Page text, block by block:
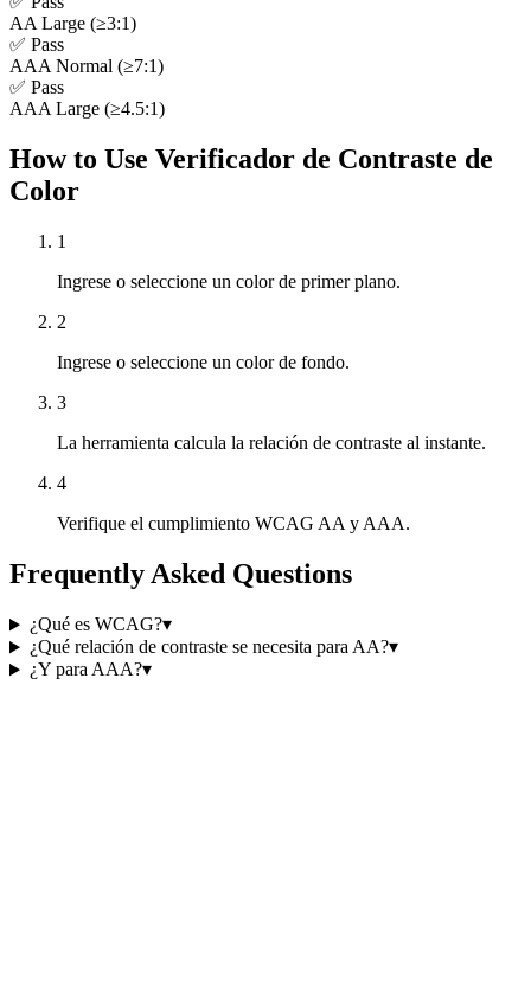
AA Large (≥3:1)
✅ Pass
AAA Normal (≥7:1)
✅ Pass
AAA Large (≥4.5:1)
How to Use Verificador de Contraste de
Color
1
Ingrese o seleccione un color de primer plano.
2
Ingrese o seleccione un color de fondo.
3
La herramienta calcula la relación de contraste al instante.
4
Verifique el cumplimiento WCAG AA y AAA.
Frequently Asked Questions
¿Qué es WCAG?▾
¿Qué relación de contraste se necesita para AA?▾
¿Y para AAA?▾